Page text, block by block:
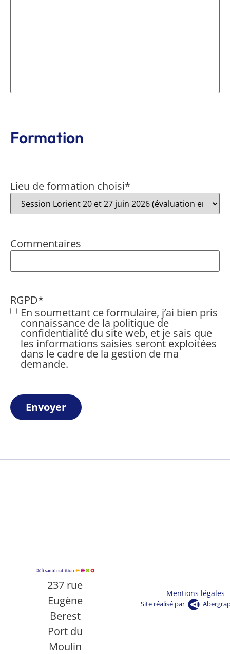
Formation
Lieu de formation choisi*
Commentaires
RGPD*
En soumettant ce formulaire, j’ai bien pris
connaissance de la politique de
confidentialité du site web, et je sais que
les informations saisies seront exploitées
dans le cadre de la gestion de ma
demande.
237 rue
Eugène
Berest
Port du
Moulin
Mentions légales
Site réalisé par